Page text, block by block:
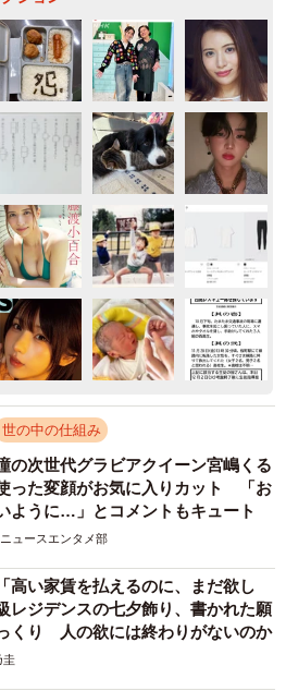
世の中の仕組み
の次世代グラビアクイーン宮嶋くる
た変顔がお気に入りカット 「お
ように…」とコメントもキュート
ュースエンタメ部
高い家賃を払えるのに、まだ欲し
レジデンスの七夕飾り、書かれた願
くり 人の欲には終わりがないのか
圭